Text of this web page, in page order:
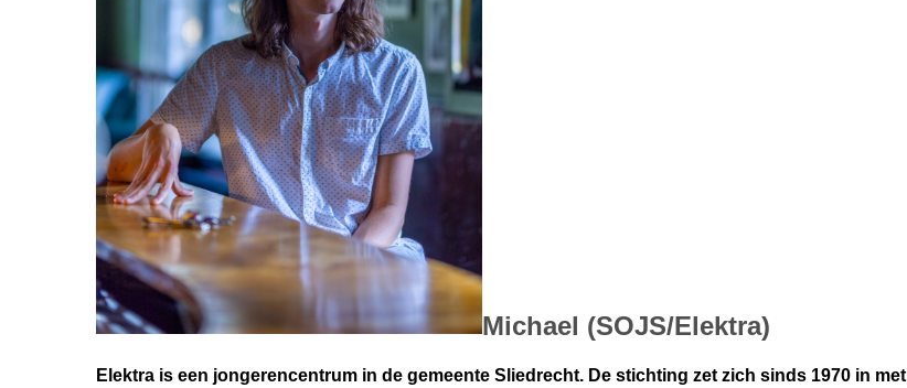
Michael (SOJS/Elektra)
Elektra is een jongerencentrum in de gemeente Sliedrecht. De stichting zet zich sinds 1970 in met